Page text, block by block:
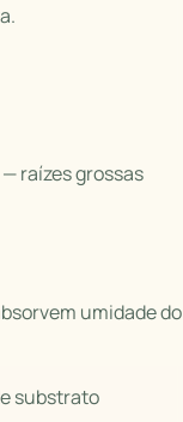
raízes grossas
umidade do
substrato